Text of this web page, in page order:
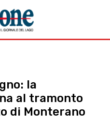
la
al tramonto
di Monterano